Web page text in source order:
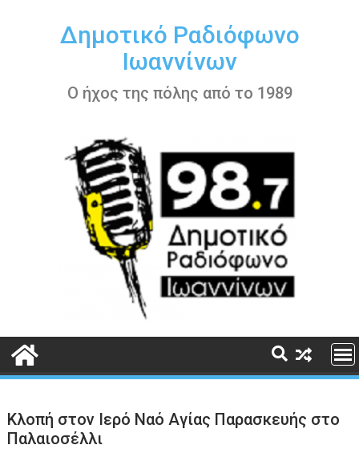
περιεχόμενοΔημοτικό Ραδιόφωνο
Ιωαννίνων
Ο ήχος της πόλης από το 1989
Κλοπή στον Ιερό Ναό Αγίας Παρασκευής στο
Παλαιοσέλλι